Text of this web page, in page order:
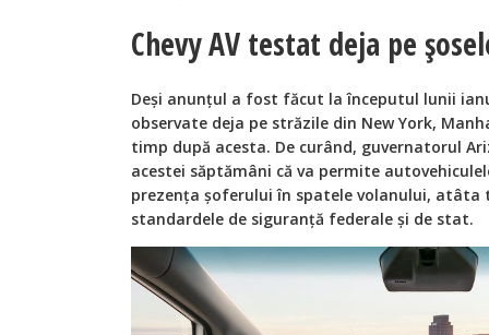
Chevy AV testat deja pe
Deși anunțul a fost făcut la începutul lunii
observate deja pe străzile din New York,
timp după acesta. De curând, guvernatorul
acestei săptămâni că va permite
prezența șoferului în spatele volanului,
standardele de siguranță federale și de stat.